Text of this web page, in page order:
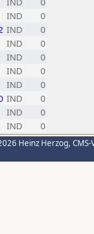
IND
0
IND
0
IND
0
IND
0
IND
0
IND
0
IND
0
IND
0
IND 0
Heinz Herzog,